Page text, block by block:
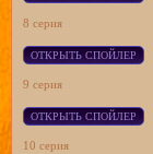
8 серия
9 серия
10 серия